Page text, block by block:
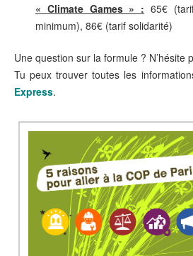
« Climate Games » : 65€
minimum), 86€ (tarif solidarité)
Une question sur la formule ? N’hésite
Tu peux trouver toutes les
Express.